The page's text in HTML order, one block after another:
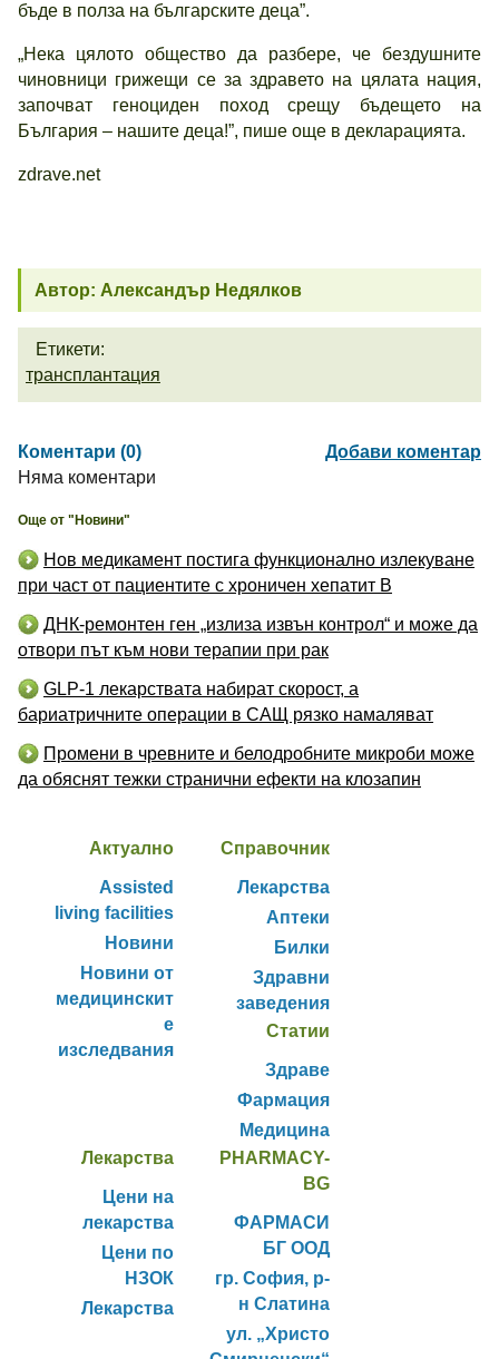
бъде в полза на българските деца”.
„Нека цялото общество да разбере, че бездушните
чиновници грижещи се за здравето на цялата нация,
започват геноциден поход срещу бъдещето на
България – нашите деца!”, пише още в декларацията.
zdrave.net
Автор: Александър Недялков
Етикети:
трансплантация
Коментари (0)
Добави коментар
Няма коментари
Още от "Новини"
Нов медикамент постига функционално излекуване
при част от пациентите с хроничен хепатит B
ДНК-ремонтен ген „излиза извън контрол“ и може да
отвори път към нови терапии при рак
GLP-1 лекарствата набират скорост, а
бариатричните операции в САЩ рязко намаляват
Промени в чревните и белодробните микроби може
да обяснят тежки странични ефекти на клозапин
Актуално
Assisted
living facilities
Новини
Новини от
медицинскит
е
изследвания
Справочник
Лекарства
Аптеки
Билки
Здравни
заведения
Статии
Здраве
Фармация
Медицина
Лекарства
Цени на
лекарства
Цени по
НЗОК
Лекарства
PHARMACY-
BG
ФАРМАСИ
БГ ООД
гр. София, р-
н Слатина
ул. „Христо